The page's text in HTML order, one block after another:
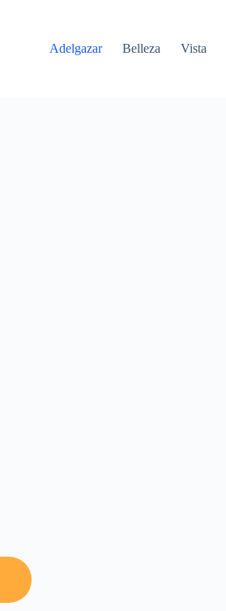
Adelgazar
Belleza Vista